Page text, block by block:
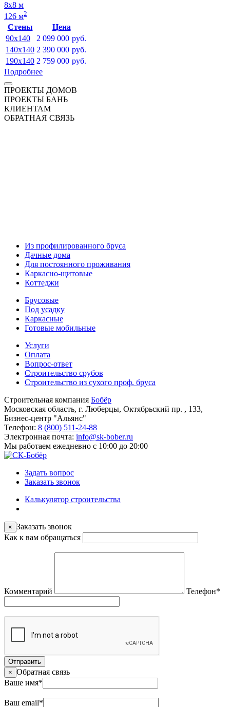
8х8 м
126 м2
Стены
Цена
90x140
2 099 000 руб.
140x140 2 390 000 руб.
190x140 2 759 000 руб.
Подробнее
ПРОЕКТЫ ДОМОВ
ПРОЕКТЫ БАНЬ
КЛИЕНТАМ
ОБРАТНАЯ СВЯЗЬ
Из профилированного бруса
Дачные дома
Для постоянного проживания
Каркасно-щитовые
Коттеджи
Брусовые
Под усадку
Каркасные
Готовые мобильные
Услуги
Оплата
Вопрос-ответ
Строительство срубов
Строительство из сухого проф. бруса
Строительная компания Бобёр
Московская область, г. Люберцы, Октябрьский пр. , 133,
Бизнес-центр "Альянс"
Телефон: 8 (800) 511-24-88
Электронная почта: info@sk-bober.ru
Мы работаем ежедневно с 10:00 до 20:00
Задать вопрос
Заказать звонок
Калькулятор строительства
× Заказать звонок
Как к вам обращаться
Комментарий Телефон*
Отправить
× Обратная связь
Ваше имя*
Ваш email*